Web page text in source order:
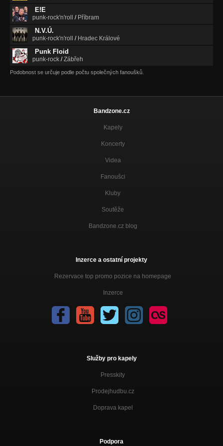
Pochcával jsem se
Našim dětem
Emo
Nezařazeno
Nezařazeno
Ustup nebo podrž (Contra et pro)
Kurz společenských tanců (Už si to nemusíme říkat)
Masový vrah (Už si to nemusíme říkat)
Punková víra (Už si to nemusíme říkat)
E!E
punk-rock'n'roll / Příbram
N.V.Ú.
punk-rock'n'roll / Hradec Králové
Punk Floid
punk-rock /Zábřeh
Podobnost se určuje podle počtu společných fanoušků.
Bandzone.cz
Kapely
Koncerty
Videa
Fanoušci
Kluby
Soutěže
Bandzone.cz blog
Inzerce a ostatní projekty
Rezervace top promo pozice na homepage
Inzerce
Služby pro kapely
Presskity
Prodejhudbu.cz
Doprava kapel
Podpora